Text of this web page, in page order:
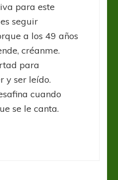
para este
seguir
a los 49 años
créanme.
para
y ser leído.
cuando
se le canta.